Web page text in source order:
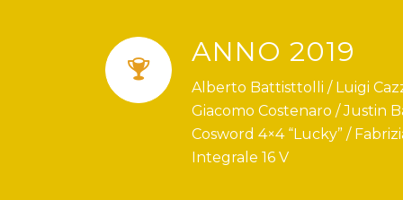
ANNO 2019
Alberto Battisttolli / Luigi
Giacomo Costenaro / Justin
Cosword 4×4 “Lucky” /
Integrale 16 V